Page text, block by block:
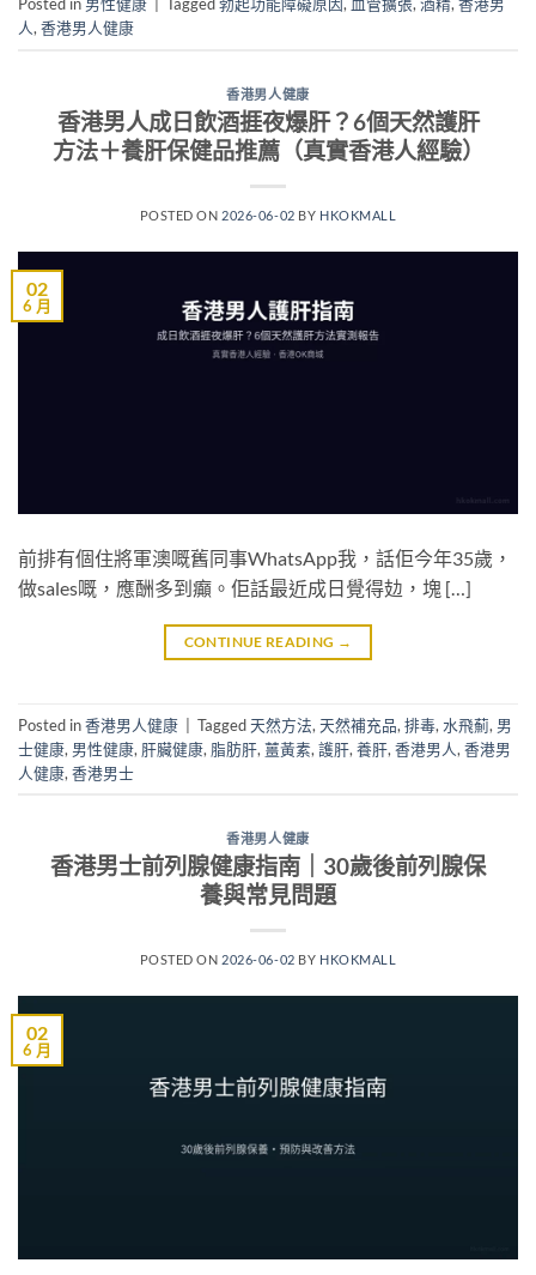
Posted in 男性健康 Tagged勃起功能障礙原因, 血管擴張,酒精,香港男
人,香港男人健康
香港男人健康
香港男人成日飲酒捱夜爆肝？6個天然護肝
方法＋養肝保健品推薦（真實香港人經驗）
POSTED ON 2026-06-02 BY HKOKMALL
02
6 月
前排有個住將軍澳嘅舊同事WhatsApp我，話佢今年35歲，
做sales嘅，應酬多到癲。佢話最近成日覺得攰，塊 […]
CONTINUE READING →
Posted in香港男人健康 Tagged天然方法, 天然補充品, 排毒, 水飛薊, 男
士健康, 男性健康, 肝臟健康, 脂肪肝, 薑黃素, 護肝, 養肝, 香港男人, 香港男
人健康, 香港男士
香港男人健康
香港男士前列腺健康指南｜30歲後前列腺保
養與常見問題
POSTED ON 2026-06-02 BY HKOKMALL
02
6 月